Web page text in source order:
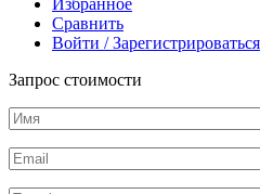
Сравнить
Войти / Зарегистрироваться
Запрос стоимости